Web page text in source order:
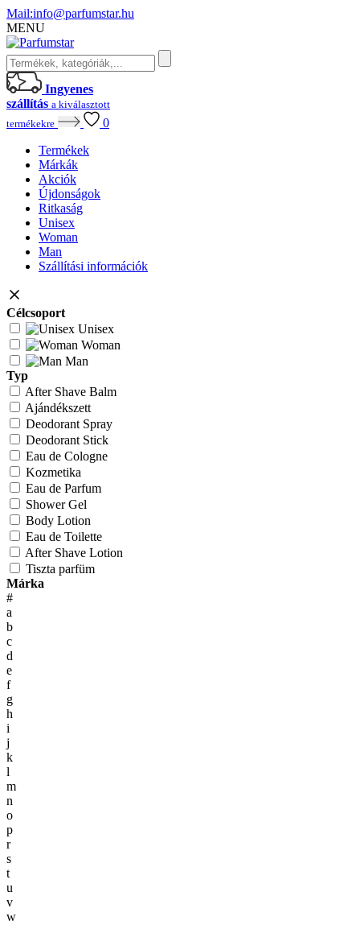
Mail:info@parfumstar.hu
MENU
Ingyenes
szállítás a kiválasztott
termékekre
0
Termékek
Márkák
Akciók
Újdonságok
Ritkaság
Unisex
Woman
Man
Szállítási információk
Célcsoport
Unisex
Woman
Man
Typ
After Shave Balm
Ajándékszett
Deodorant Spray
Deodorant Stick
Eau de Cologne
Kozmetika
Eau de Parfum
Shower Gel
Body Lotion
Eau de Toilette
After Shave Lotion
Tiszta parfüm
Márka
#
a
b
c
d
e
f
g
h
i
j
k
l
m
n
o
p
r
s
t
u
v
w